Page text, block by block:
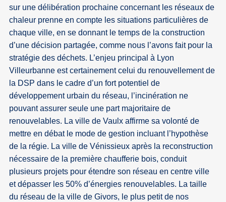
sur une délibération prochaine concernant les réseaux de
chaleur prenne en compte les situations particulières de
chaque ville, en se donnant le temps de la construction
d’une décision partagée, comme nous l’avons fait pour la
stratégie des déchets. L’enjeu principal à Lyon
Villeurbanne est certainement celui du renouvellement de
la DSP dans le cadre d’un fort potentiel de
développement urbain du réseau, l’incinération ne
pouvant assurer seule une part majoritaire de
renouvelables. La ville de Vaulx affirme sa volonté de
mettre en débat le mode de gestion incluant l’hypothèse
de la régie. La ville de Vénissieux après la reconstruction
nécessaire de la première chaufferie bois, conduit
plusieurs projets pour étendre son réseau en centre ville
et dépasser les 50% d’énergies renouvelables. La taille
du réseau de la ville de Givors, le plus petit de nos